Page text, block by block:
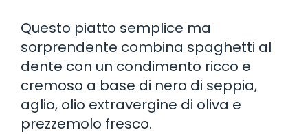
Questo piatto semplice ma
sorprendente combina spaghetti al
dente con un condimento ricco e
cremoso a base di nero di seppia,
aglio, olio extravergine di oliva e
prezzemolo fresco.